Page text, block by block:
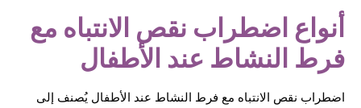
أنواع اضطراب نقص الانتباه مع
فرط النشاط عند الأطفال
اضطراب نقص الانتباه مع فرط النشاط عند الأطفال يُصنف إلى